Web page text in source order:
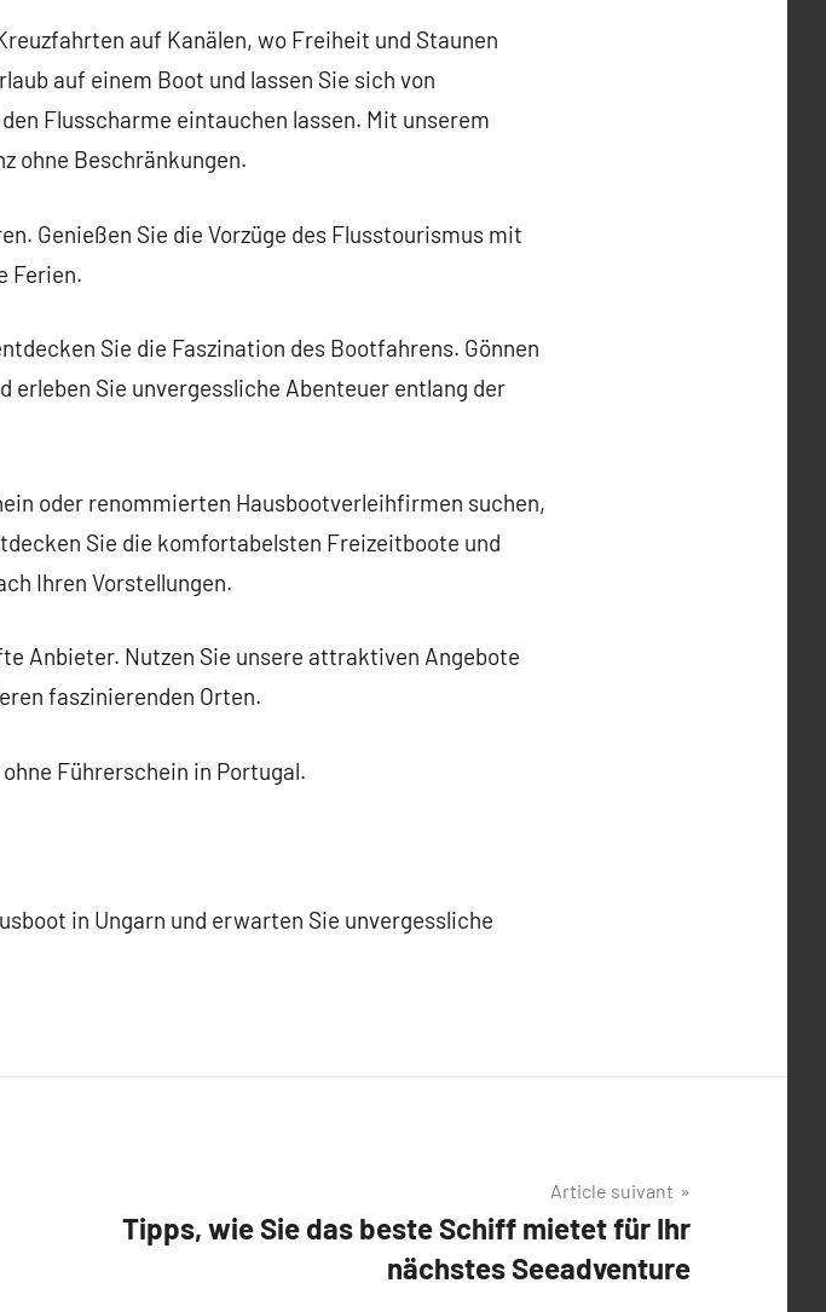
auf Kanälen, wo Freiheit und Staunen
auf einem Boot und lassen Sie sich von
Flusscharme eintauchen lassen. Mit unserem
ohne Beschränkungen.
Genießen Sie die Vorzüge des Flusstourismus mit
Ferien.
Sie die Faszination des Bootfahrens. Gönnen
Sie unvergessliche Abenteuer entlang der
oder renommierten Hausbootverleihfirmen suchen,
Sie die komfortabelsten Freizeitboote und
Ihren Vorstellungen.
Anbieter. Nutzen Sie unsere attraktiven Angebote
faszinierenden Orten.
Führerschein in Portugal.
in Ungarn und erwarten Sie unvergessliche
Article suivant
Tipps, wie Sie das beste Schiff mietet für Ihr
nächstes Seeadventure